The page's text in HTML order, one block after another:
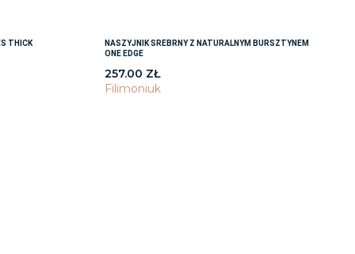
THICK
NASZYJNIK SREBRNY Z NATURALNYM BURSZTYNEM
ONE EDGE
257.00 ZŁ
Filimoniuk